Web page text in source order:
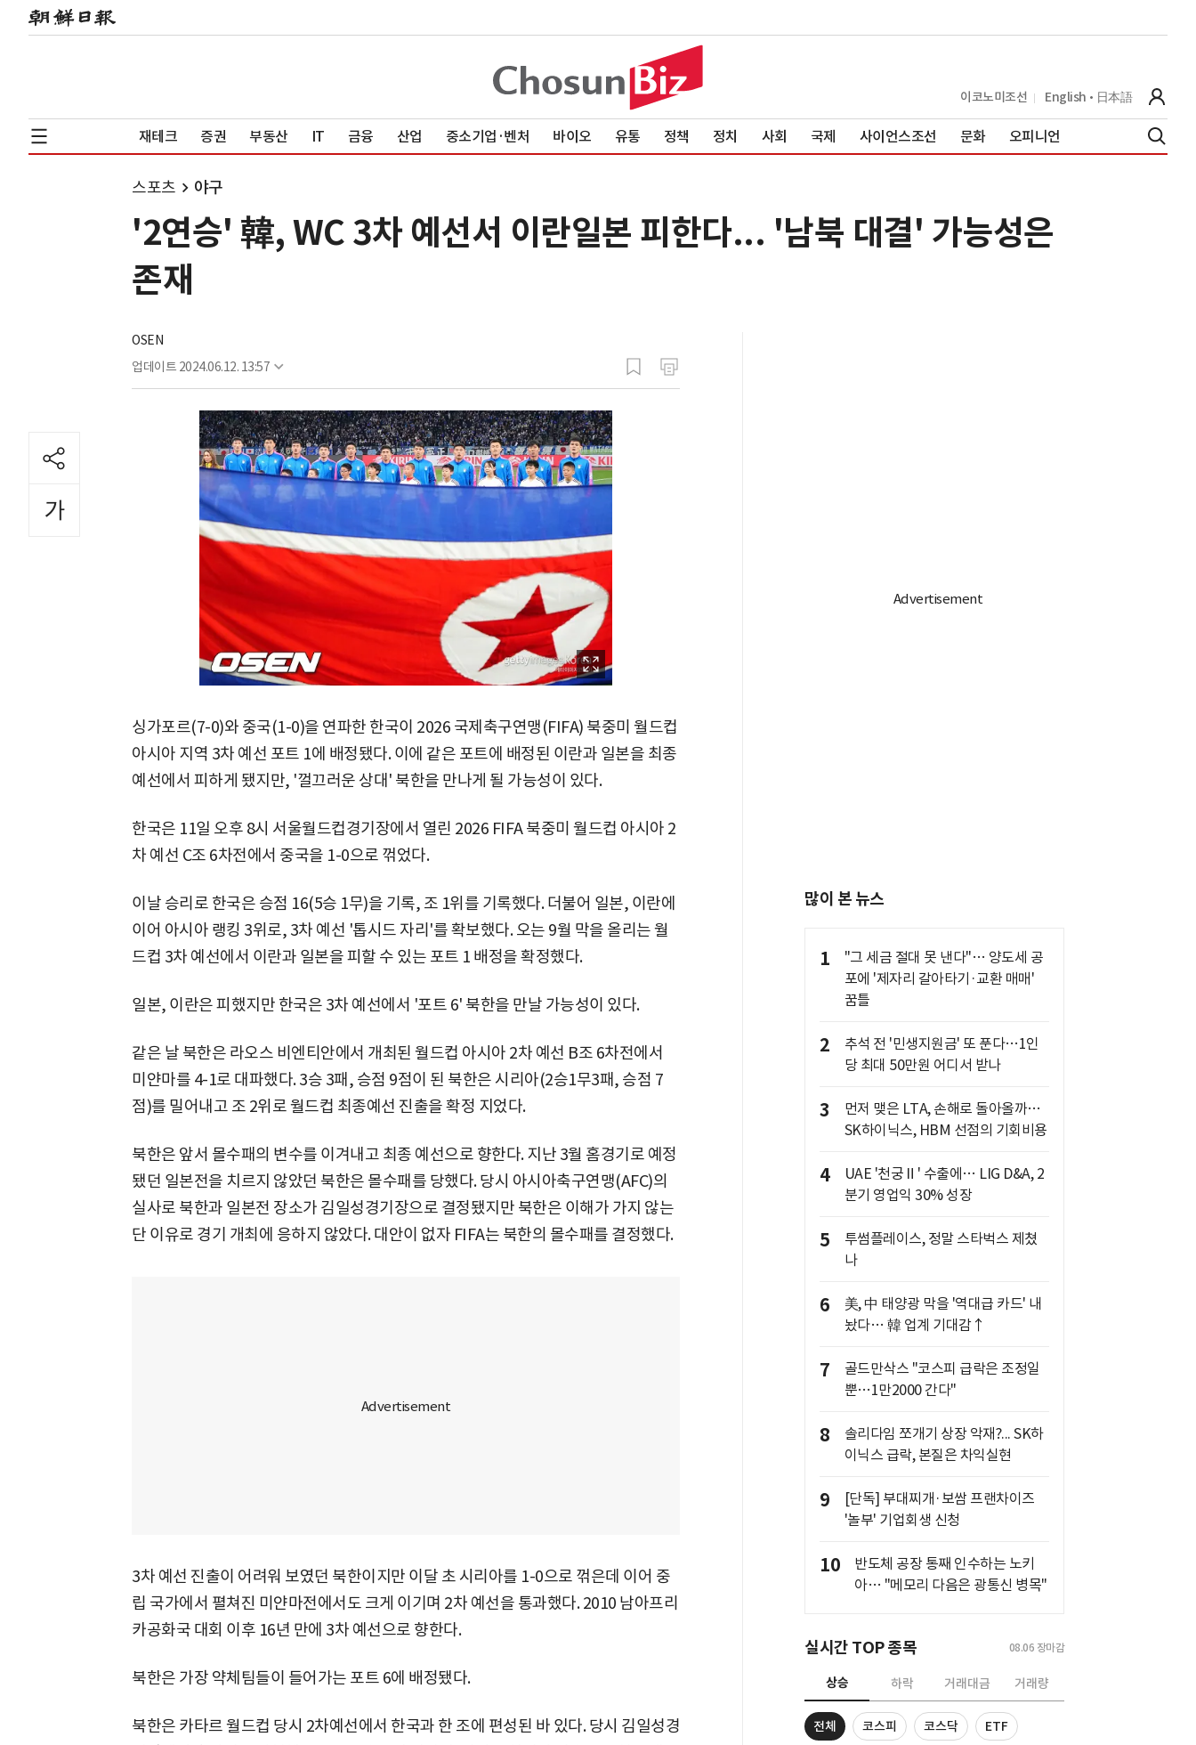
이코노미조선 English 日本語
재테크 증권 부동산 IT 금융 산업 중소기업·벤처 바이오 유통 정책 정치 사회 국제 사이언스조선 문화 오피니언
스포츠 야구
'2연승' 韓, WC 3차 예선서 이란일본 피한다... '남북 대결' 가능성은
존재
OSEN
업데이트 2024.06.12. 13:57
싱가포르(7-0)와 중국(1-0)을 연파한 한국이 2026 국제축구연맹(FIFA) 북중미 월드컵
아시아 지역 3차 예선 포트 1에 배정됐다. 이에 같은 포트에 배정된 이란과 일본을 최종
예선에서 피하게 됐지만, '껄끄러운 상대' 북한을 만나게 될 가능성이 있다.
한국은 11일 오후 8시 서울월드컵경기장에서 열린 2026 FIFA 북중미 월드컵 아시아 2
차 예선 C조 6차전에서 중국을 1-0으로 꺾었다.
이날 승리로 한국은 승점 16(5승 1무)을 기록, 조 1위를 기록했다. 더불어 일본, 이란에
이어 아시아 랭킹 3위로, 3차 예선 '톱시드 자리'를 확보했다. 오는 9월 막을 올리는 월
드컵 3차 예선에서 이란과 일본을 피할 수 있는 포트 1 배정을 확정했다.
일본, 이란은 피했지만 한국은 3차 예선에서 '포트 6' 북한을 만날 가능성이 있다.
같은 날 북한은 라오스 비엔티안에서 개최된 월드컵 아시아 2차 예선 B조 6차전에서
미얀마를 4-1로 대파했다. 3승 3패, 승점 9점이 된 북한은 시리아(2승1무3패, 승점 7
점)를 밀어내고 조 2위로 월드컵 최종예선 진출을 확정 지었다.
북한은 앞서 몰수패의 변수를 이겨내고 최종 예선으로 향한다. 지난 3월 홈경기로 예정
됐던 일본전을 치르지 않았던 북한은 몰수패를 당했다. 당시 아시아축구연맹(AFC)의
실사로 북한과 일본전 장소가 김일성경기장으로 결정됐지만 북한은 이해가 가지 않는
단 이유로 경기 개최에 응하지 않았다. 대안이 없자 FIFA는 북한의 몰수패를 결정했다.
3차 예선 진출이 어려워 보였던 북한이지만 이달 초 시리아를 1-0으로 꺾은데 이어 중
립 국가에서 펼쳐진 미얀마전에서도 크게 이기며 2차 예선을 통과했다. 2010 남아프리
카공화국 대회 이후 16년 만에 3차 예선으로 향한다.
북한은 가장 약체팀들이 들어가는 포트 6에 배정됐다.
북한은 카타르 월드컵 당시 2차예선에서 한국과 한 조에 편성된 바 있다. 당시 김일성경
많이 본 뉴스
1
"그 세금 절대 못 낸다"… 양도세 공
포에 '제자리 갈아타기·교환 매매'
꿈틀
2
추석 전 '민생지원금' 또 푼다…1인
당 최대 50만원 어디서 받나
3
먼저 맺은 LTA, 손해로 돌아올까…
SK하이닉스, HBM 선점의 기회비용
4
UAE '천궁Ⅱ' 수출에… LIG D&A, 2
분기 영업익 30% 성장
5
투썸플레이스, 정말 스타벅스 제쳤
나
6
美, 中 태양광 막을 '역대급 카드' 내
놨다… 韓 업계 기대감↑
7
골드만삭스 "코스피 급락은 조정일
뿐…1만2000 간다"
8
솔리다임 쪼개기 상장 악재?... SK하
이닉스 급락, 본질은 차익실현
9
[단독] 부대찌개·보쌈 프랜차이즈
'놀부' 기업회생 신청
10
반도체 공장 통째 인수하는 노키
아… "메모리 다음은 광통신 병목"
실시간 TOP 종목 08.06 장마감
상승 하락 거래대금 거래량
전체 코스피 코스닥 ETF